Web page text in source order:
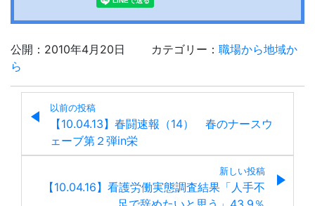
公開：2010年4月20日 カテゴリー： 職場から地域か
ら
以前の投稿
【10.04.13】春闘速報（14） 春のナースウ
ェーブ第２弾in栄
新しい投稿
【10.04.16】看護労働実態調査結果「人手不